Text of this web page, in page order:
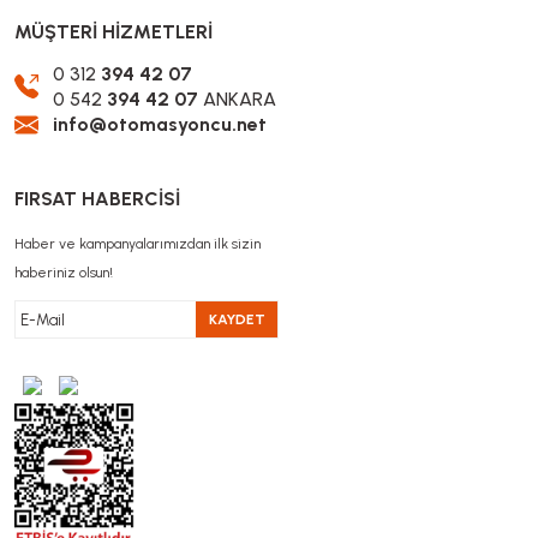
MÜŞTERİ HİZMETLERİ
0 312 394 42 07
0 542 394 42 07 ANKARA
info@otomasyoncu.net
FIRSAT HABERCİSİ
Haber ve kampanyalarımızdan ilk sizin
haberiniz olsun!
KAYDET